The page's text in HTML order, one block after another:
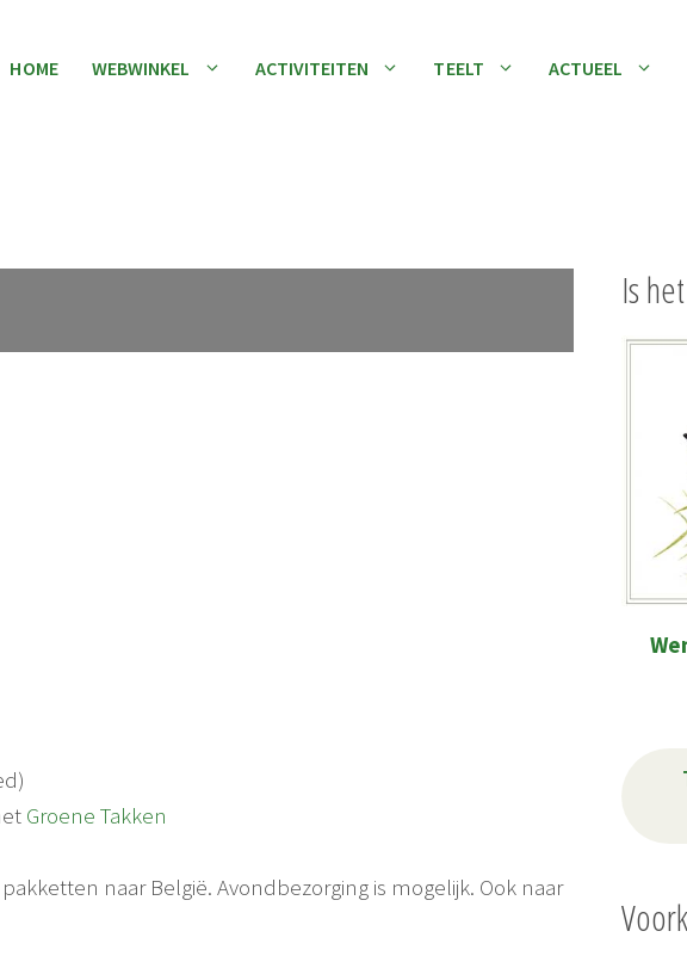
HOME WEBWINKEL ACTIVITEITEN TEELT ACTUEEL
Groene Takken
naar België. Avondbezorging is mogelijk. Ook naar
Is